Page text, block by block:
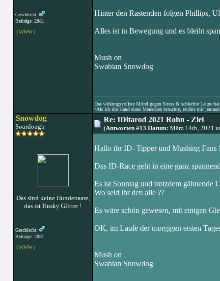
Geschlecht:
Beiträge: 2881
| WWW|
Hinter den Rastenden folgen Phillips,
Alles ist in Bewegung und es bleibt
Mush on
Swabian Snowdog
Das wirkungsvollste Mittel gegen Stress & schlechte Laune
“Als ich die Hand eines Menschen brauchte, reichte mir jemand
Snowdog
Sourdough
Das sind keine Hundehaare,
das ist Husky Glitter !
Geschlecht:
Beiträge: 2881
| WWW|
Re: IDitarod 2021 Rohn - Ziel
(Antworten #13 Datum: März 14th, 2021
Hallo ihr ID- Tipper und Mushing Fans
Das ID-Race geht in eine ganz
Es ist Sonntag und trotzdem gähnende
Wo seid ihr den alle ??
Es wäre schön gewesen, mit einigen
OK, im Laufe der morgigen ersten
Mush on
Swabian Snowdog